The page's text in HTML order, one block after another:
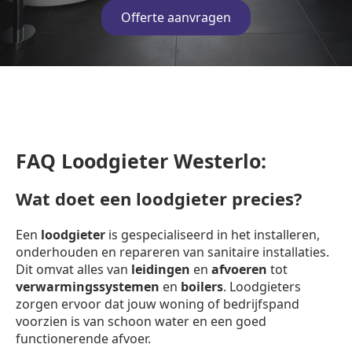
Offerte aanvragen
FAQ Loodgieter Westerlo:
Wat doet een loodgieter precies?
Een loodgieter is gespecialiseerd in het installeren,
onderhouden en repareren van sanitaire installaties.
Dit omvat alles van leidingen en afvoeren tot
verwarmingssystemen en boilers. Loodgieters
zorgen ervoor dat jouw woning of bedrijfspand
voorzien is van schoon water en een goed
functionerende afvoer.